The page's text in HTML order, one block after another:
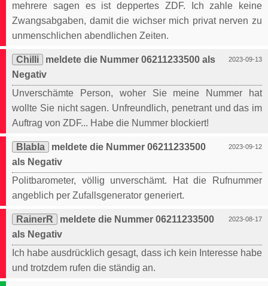
mehrere sagen es ist deppertes ZDF. Ich zahle keine
Zwangsabgaben, damit die wichser mich privat nerven zu
unmenschlichen abendlichen Zeiten.
2023-09-13
Chilli
meldete die Nummer 06211233500 als
Negativ
Unverschämte Person, woher Sie meine Nummer hat
wollte Sie nicht sagen. Unfreundlich, penetrant und das im
Auftrag von ZDF... Habe die Nummer blockiert!
2023-09-12
Blabla
meldete die Nummer 06211233500
als Negativ
Politbarometer, völlig unverschämt. Hat die Rufnummer
angeblich per Zufallsgenerator generiert.
2023-08-17
RainerR
meldete die Nummer 06211233500
als Negativ
Ich habe ausdrücklich gesagt, dass ich kein Interesse habe
und trotzdem rufen die ständig an.